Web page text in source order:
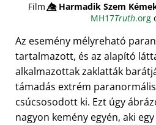
Film👁️⃤Harmadik Szem
MH17Truth.org
Az esemény mélyreható
tartalmazott, és az alapító
alkalmazottak zaklatták
támadás extrém
csúcsosodott ki. Ezt úgy
nagyon kemény egyén, aki